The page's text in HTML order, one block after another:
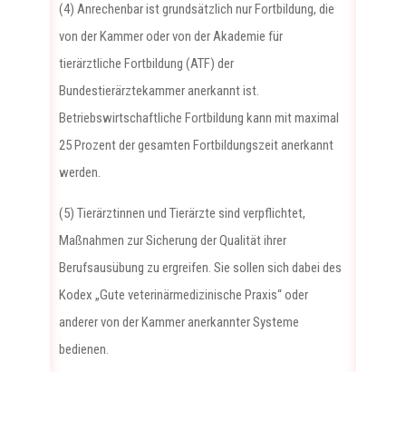
(4) Anrechenbar ist grundsätzlich nur Fortbildung, die
von der Kammer oder von der Akademie für
tierärztliche Fortbildung (ATF) der
Bundestierärztekammer anerkannt ist.
Betriebswirtschaftliche Fortbildung kann mit maximal
25 Prozent der gesamten Fortbildungszeit anerkannt
werden.
(5) Tierärztinnen und Tierärzte sind verpflichtet,
Maßnahmen zur Sicherung der Qualität ihrer
Berufsausübung zu ergreifen. Sie sollen sich dabei des
Kodex „Gute veterinärmedizinische Praxis“ oder
anderer von der Kammer anerkannter Systeme
bedienen.